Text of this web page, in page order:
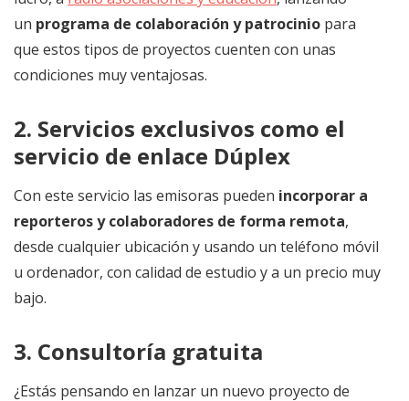
un programa de colaboración y patrocinio para
que estos tipos de proyectos cuenten con unas
condiciones muy ventajosas.
2. Servicios exclusivos como el
servicio de enlace Dúplex
Con este servicio las emisoras pueden incorporar a
reporteros y colaboradores de forma remota,
desde cualquier ubicación y usando un teléfono móvil
u ordenador, con calidad de estudio y a un precio muy
bajo.
3. Consultoría gratuita
¿Estás pensando en lanzar un nuevo proyecto de